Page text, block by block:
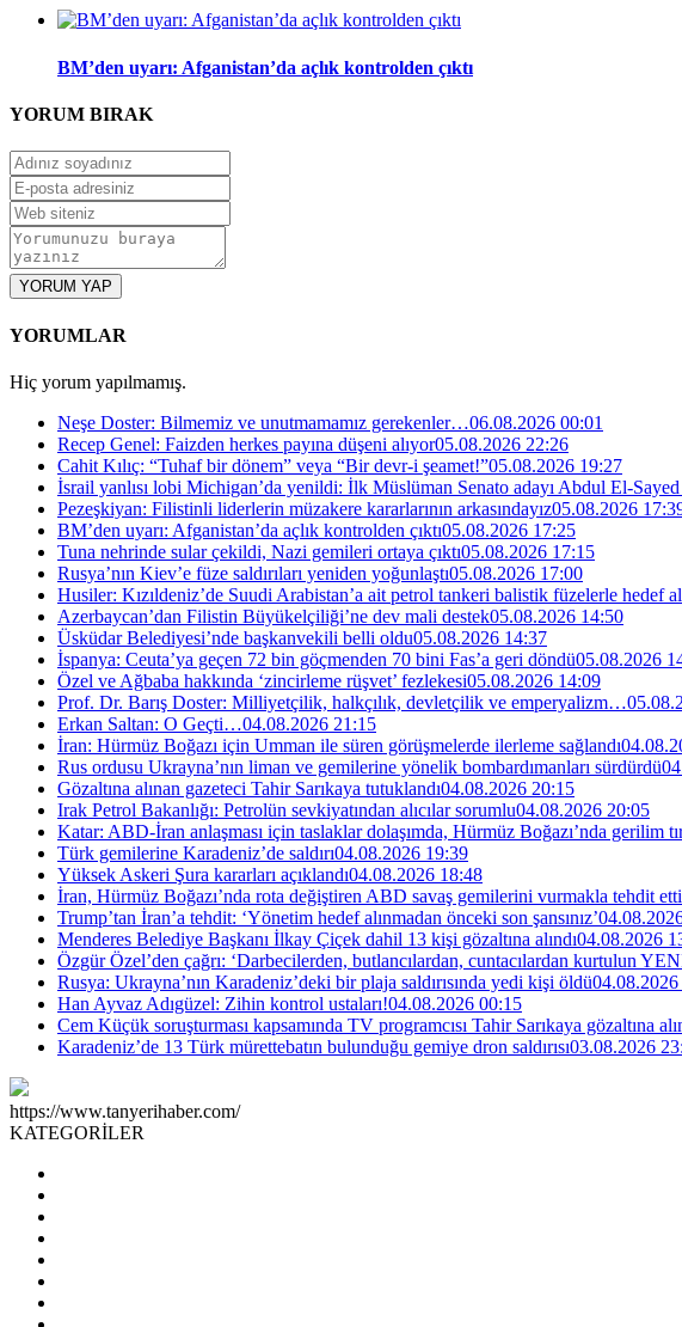
BM’den uyarı: Afganistan’da açlık kontrolden çıktı
YORUM BIRAK
YORUM YAP
YORUMLAR
Hiç yorum yapılmamış.
Neşe Doster: Bilmemiz ve unutmamamız gerekenler…06.08.2026 00:01
Recep Genel: Faizden herkes payına düşeni alıyor05.08.2026 22:26
Cahit Kılıç: “Tuhaf bir dönem” veya “Bir devr-i şeamet!”05.08.2026 19:27
İsrail yanlısı lobi Michigan’da yenildi: İlk Müslüman Senato adayı Abdul El-Sayed
Pezeşkiyan: Filistinli liderlerin müzakere kararlarının arkasındayız05.08.2026
BM’den uyarı: Afganistan’da açlık kontrolden çıktı05.08.2026 17:25
Tuna nehrinde sular çekildi, Nazi gemileri ortaya çıktı05.08.2026 17:15
Rusya’nın Kiev’e füze saldırıları yeniden yoğunlaştı05.08.2026 17:00
Husiler: Kızıldeniz’de Suudi Arabistan’a ait petrol tankeri balistik füzelerle hedef
Azerbaycan’dan Filistin Büyükelçiliği’ne dev mali destek05.08.2026 14:50
Üsküdar Belediyesi’nde başkanvekili belli oldu05.08.2026 14:37
İspanya: Ceuta’ya geçen 72 bin göçmenden 70 bini Fas’a geri döndü05.08.2026
Özel ve Ağbaba hakkında ‘zincirleme rüşvet’ fezlekesi05.08.2026 14:09
Prof. Dr. Barış Doster: Milliyetçilik, halkçılık, devletçilik ve emperyalizm…
Erkan Saltan: O Geçti…04.08.2026 21:15
İran: Hürmüz Boğazı için Umman ile süren görüşmelerde ilerleme sağlandı
Rus ordusu Ukrayna’nın liman ve gemilerine yönelik bombardımanları sürdürdü
Gözaltına alınan gazeteci Tahir Sarıkaya tutuklandı04.08.2026 20:15
Irak Petrol Bakanlığı: Petrolün sevkiyatından alıcılar sorumlu04.08.2026 20:05
Katar: ABD-İran anlaşması için taslaklar dolaşımda, Hürmüz Boğazı’nda gerilim
Türk gemilerine Karadeniz’de saldırı04.08.2026 19:39
Yüksek Askeri Şura kararları açıklandı04.08.2026 18:48
İran, Hürmüz Boğazı’nda rota değiştiren ABD savaş gemilerini vurmakla tehdit etti
Trump’tan İran’a tehdit: ‘Yönetim hedef alınmadan önceki son şansınız’
Menderes Belediye Başkanı İlkay Çiçek dahil 13 kişi gözaltına alındı04.08.2026
Özgür Özel’den çağrı: ‘Darbecilerden, butlancılardan, cuntacılardan kurtulun
Rusya: Ukrayna’nın Karadeniz’deki bir plaja saldırısında yedi kişi öldü
Han Ayvaz Adıgüzel: Zihin kontrol ustaları!04.08.2026 00:15
Cem Küçük soruşturması kapsamında TV programcısı Tahir Sarıkaya gözaltına
Karadeniz’de 13 Türk mürettebatın bulunduğu gemiye dron saldırısı03.08.2026
https://www.tanyerihaber.com/
KATEGORİLER